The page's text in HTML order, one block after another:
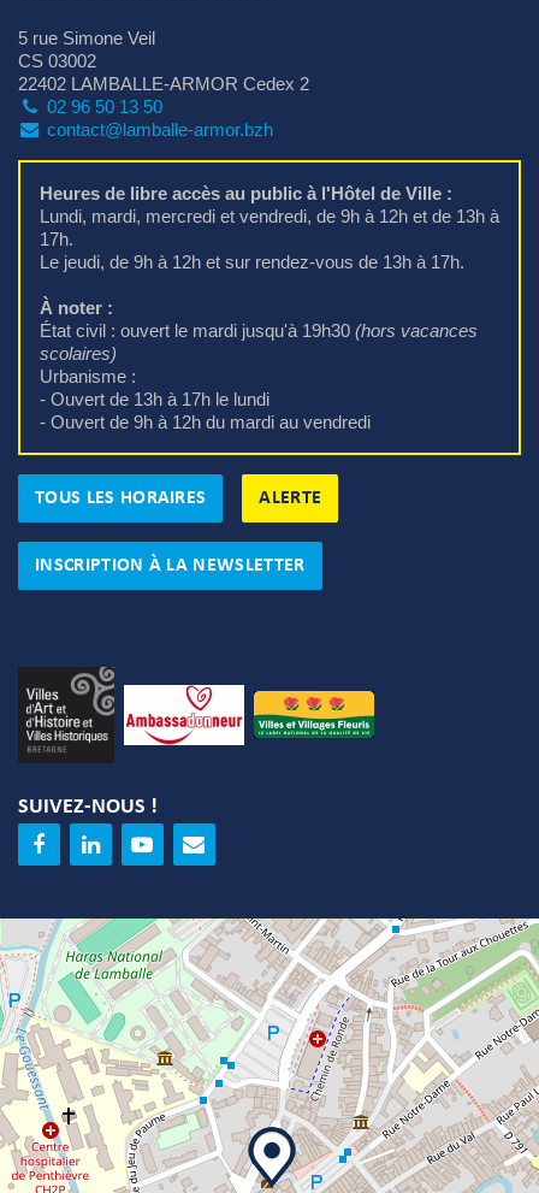
5 rue Simone Veil
CS 03002
22402 LAMBALLE-ARMOR Cedex 2
02 96 50 13 50
contact@lamballe-armor.bzh
Heures de libre accès au public à l'Hôtel de Ville :
Lundi, mardi, mercredi et vendredi, de 9h à 12h et de 13h à
17h.
Le jeudi, de 9h à 12h et sur rendez-vous de 13h à 17h.
À noter :
État civil : ouvert le mardi jusqu'à 19h30 (hors vacances
scolaires)
Urbanisme :
- Ouvert de 13h à 17h le lundi
- Ouvert de 9h à 12h du mardi au vendredi
TOUS LES HORAIRES ALERTE
INSCRIPTION À LA NEWSLETTER
SUIVEZ-NOUS !